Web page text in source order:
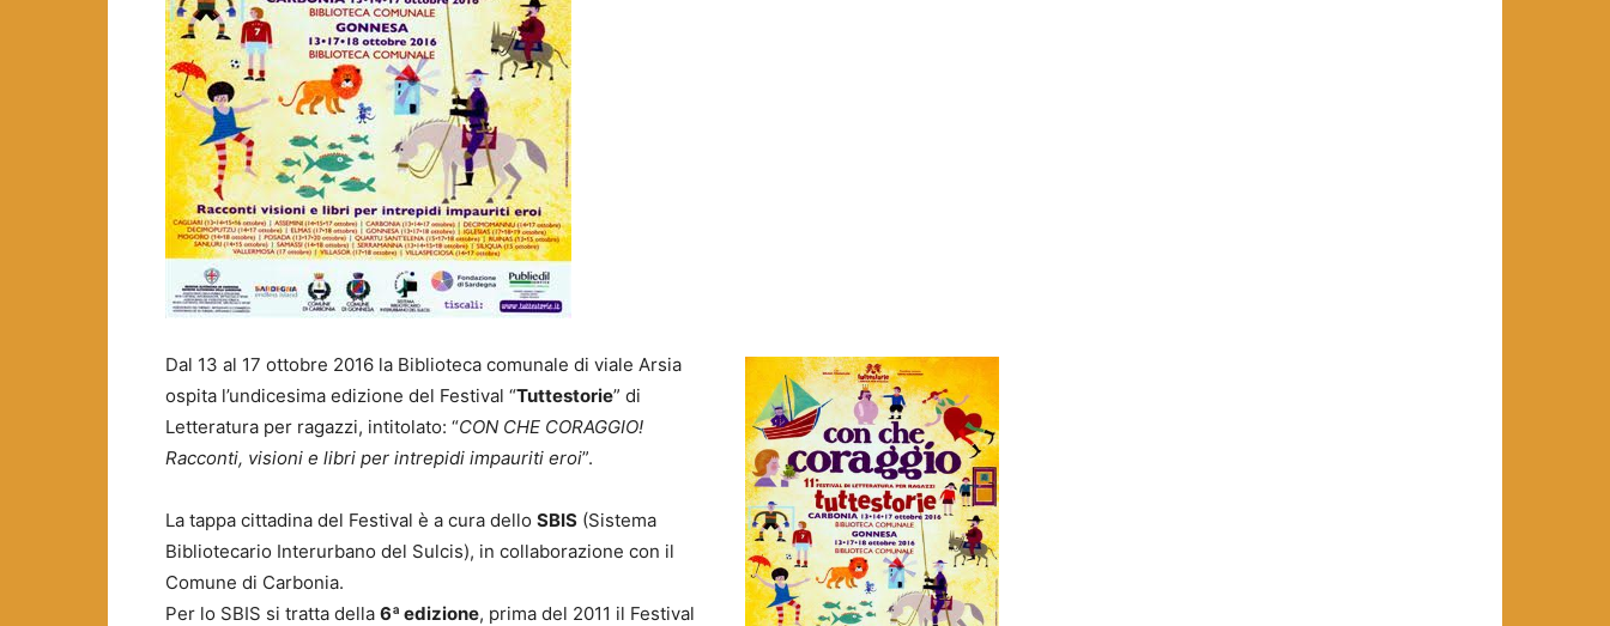
Dal 13 al 17 ottobre 2016 la Biblioteca comunale di viale Arsia
ospita l’undicesima edizione del Festival “Tuttestorie” di
Letteratura per ragazzi, intitolato: “CON CHE CORAGGIO!
Racconti, visioni e libri per intrepidi impauriti eroi”.
La tappa cittadina del Festival è a cura dello SBIS (Sistema
Bibliotecario Interurbano del Sulcis), in collaborazione con il
Comune di Carbonia.
Per lo SBIS si tratta della 6ª edizione, prima del 2011 il Festival